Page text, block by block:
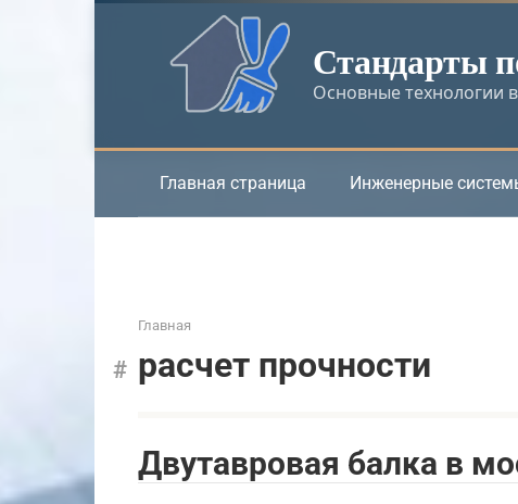
Стандарты
Основные технологии
Главная страница Инженерные
Главная
расчет прочности
Двутавровая балка в